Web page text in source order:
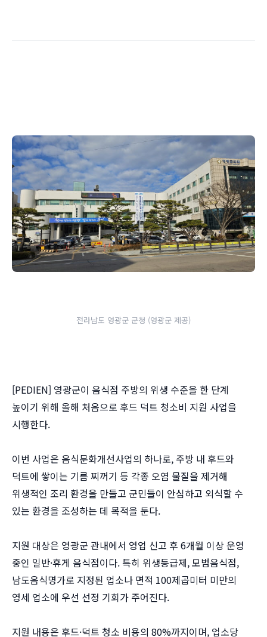
전라남도 영광군 군청 (영광군 제공)
[PEDIEN] 영광군이 음식점 주방의 위생 수준을 한 단계
높이기 위해 올해 처음으로 후드 덕트 청소비 지원 사업을
시행한다.
이번 사업은 음식문화개선사업의 하나로, 주방 내 후드와
덕트에 쌓이는 기름 찌꺼기 등 각종 오염 물질을 제거해
위생적인 조리 환경을 만들고 군민들이 안심하고 외식할 수
있는 환경을 조성하는 데 목적을 둔다.
지원 대상은 영광군 관내에서 영업 신고 후 6개월 이상 운영
중인 일반·휴게 음식점이다. 특히 위생등급제, 모범음식점,
남도음식명가로 지정된 업소나 면적 100제곱미터 미만의
영세 업소에 우선 선정 기회가 주어진다.
지원 내용은 후드·덕트 청소 비용의 80%까지이며, 업소당